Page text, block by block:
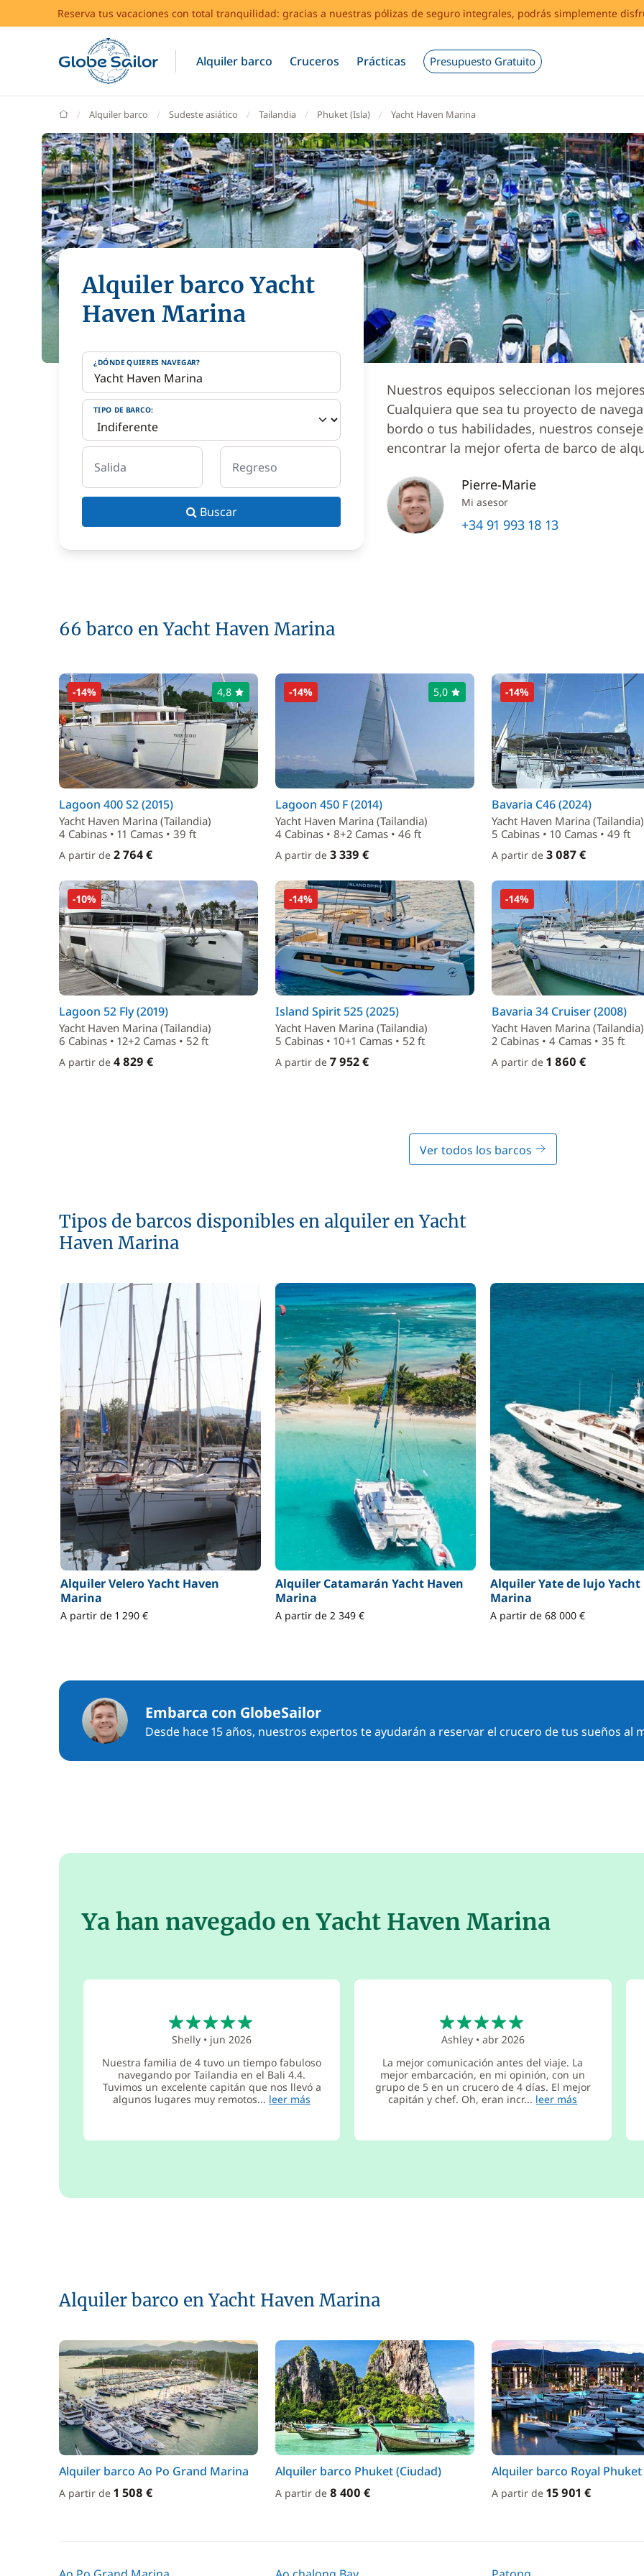
Reserva tus vacaciones con total tranquilidad: gracias a nuestras pólizas de seguro integrales, podrás simplemente
Alquiler barco Cruceros Prácticas Presupuesto Gratuito
GlobeSailor
Alquiler barco Sudeste asiático Tailandia Phuket (Isla) Yacht Haven Marina
Alquiler barco Yacht
Haven Marina
¿DÓNDE QUIERES NAVEGAR?
TIPO DE BARCO:
Salida Regreso
Buscar
Nuestros equipos seleccionan los
Cualquiera que sea tu proyecto de
bordo o tus habilidades, nuestros
encontrar la mejor oferta de barco de
Pierre-Marie
Mi asesor
+34 91 993 18 13
66 barco en Yacht Haven Marina
-14% 4,8
Lagoon 400 S2 (2015)
Yacht Haven Marina (Tailandia)
4 Cabinas • 11 Camas • 39 ft
A partir de 2 764 €
-14% 5,0
Lagoon 450 F (2014)
Yacht Haven Marina (Tailandia)
4 Cabinas • 8+2 Camas • 46 ft
A partir de 3 339 €
-14%
Bavaria C46 (2024)
Yacht Haven Marina (Tailandia)
5 Cabinas • 10 Camas • 49 ft
A partir de 3 087 €
-10%
Lagoon 52 Fly (2019)
Yacht Haven Marina (Tailandia)
6 Cabinas • 12+2 Camas • 52 ft
A partir de 4 829 €
-14%
Island Spirit 525 (2025)
Yacht Haven Marina (Tailandia)
5 Cabinas • 10+1 Camas • 52 ft
A partir de 7 952 €
-14%
Bavaria 34 Cruiser (2008)
Yacht Haven Marina (Tailandia)
2 Cabinas • 4 Camas • 35 ft
A partir de 1 860 €
Ver todos los barcos
Tipos de barcos disponibles en alquiler en Yacht
Haven Marina
Alquiler Velero Yacht Haven
Marina
A partir de 1 290 €
Alquiler Catamarán Yacht Haven
Marina
A partir de 2 349 €
Alquiler Yate de lujo Yacht
Marina
A partir de 68 000 €
Embarca con GlobeSailor
Desde hace 15 años, nuestros expertos te ayudarán a reservar el crucero de tus sueños al
Ya han navegado en Yacht Haven Marina
Shelly • jun 2026
Nuestra familia de 4 tuvo un tiempo fabuloso
navegando por Tailandia en el Bali 4.4.
Tuvimos un excelente capitán que nos llevó a
algunos lugares muy remotos... leer más
Ashley• abr 2026
La mejor comunicación antes del viaje. La
mejor embarcación, en mi opinión, con un
grupo de 5 en un crucero de 4 días. El mejor
capitán y chef. Oh, eran incr... leer más
Alquiler barco en Yacht Haven Marina
Alquiler barco Ao Po Grand Marina
A partir de 1 508 €
Alquiler barco Phuket (Ciudad)
A partir de 8 400 €
Alquiler barco Royal
A partir de 15 901 €